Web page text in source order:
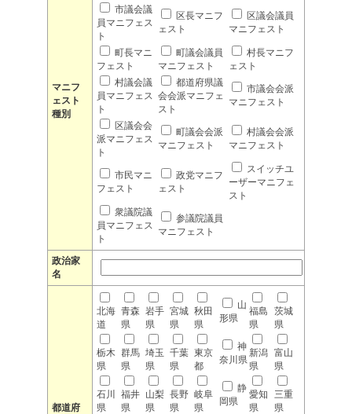
マニフ
ェスト
種別
市議会議
員マニフェス
ト
区長マニフ
ェスト
区議会議員
マニフェスト
町長マニ
フェスト
町議会議員
マニフェスト
村長マニフ
ェスト
村議会議
員マニフェス
ト
都道府県議
会会派マニフェ
スト
市議会会派
マニフェスト
区議会会
派マニフェス
ト
町議会会派
マニフェスト
村議会会派
マニフェスト
市民マニ
フェスト
政党マニフ
ェスト
スイッチユ
ーザーマニフェ
スト
衆議院議
員マニフェス
ト
参議院議員
マニフェスト
政治家
名
都道府
北海
道
青森
県
岩手
県
宮城
県
秋田
県
山
形県
福島
県
茨城
県
栃木
県
群馬
県
埼玉
県
千葉
県
東京
都
神
奈川県
新潟
県
富山
県
石川
県
福井
県
山梨
県
長野
県
岐阜
県
静
岡県
愛知
県
三重
県